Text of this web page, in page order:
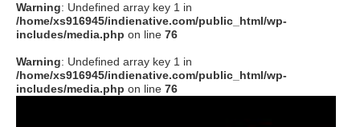
Warning: Undefined array key 1 in
/home/xs916945/indienative.com/public_html/wp-
includes/media.php on line 76
Warning: Undefined array key 1 in
/home/xs916945/indienative.com/public_html/wp-
includes/media.php on line 76